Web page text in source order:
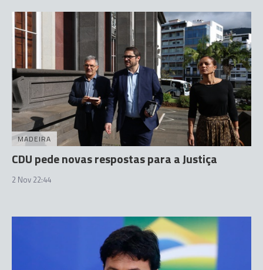
MADEIRA
CDU pede novas respostas para a Justiça
2 Nov 22:44